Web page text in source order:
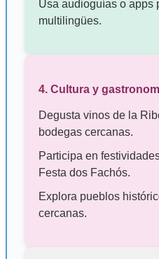
Usa audioguías o apps
multilingües.
4. Cultura y
Degusta vinos de la
bodegas cercanas.
Participa en
Festa dos Fachós.
Explora pueblos
cercanas.